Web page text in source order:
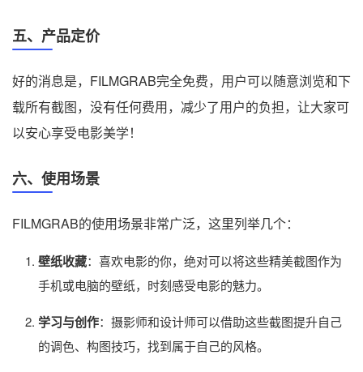
五、产品定价
好的消息是，FILMGRAB完全免费，用户可以随意浏览和下
载所有截图，没有任何费用，减少了用户的负担，让大家可
以安心享受电影美学！
六、使用场景
FILMGRAB的使用场景非常广泛，这里列举几个：
壁纸收藏：喜欢电影的你，绝对可以将这些精美截图作为
手机或电脑的壁纸，时刻感受电影的魅力。
学习与创作：摄影师和设计师可以借助这些截图提升自己
的调色、构图技巧，找到属于自己的风格。